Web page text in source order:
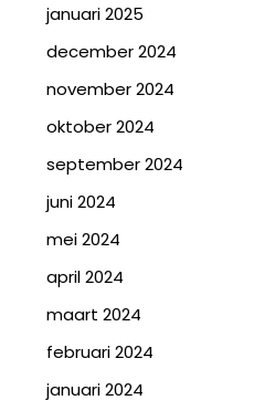
januari 2025
december 2024
november 2024
oktober 2024
september 2024
juni 2024
mei 2024
april 2024
maart 2024
februari 2024
januari 2024